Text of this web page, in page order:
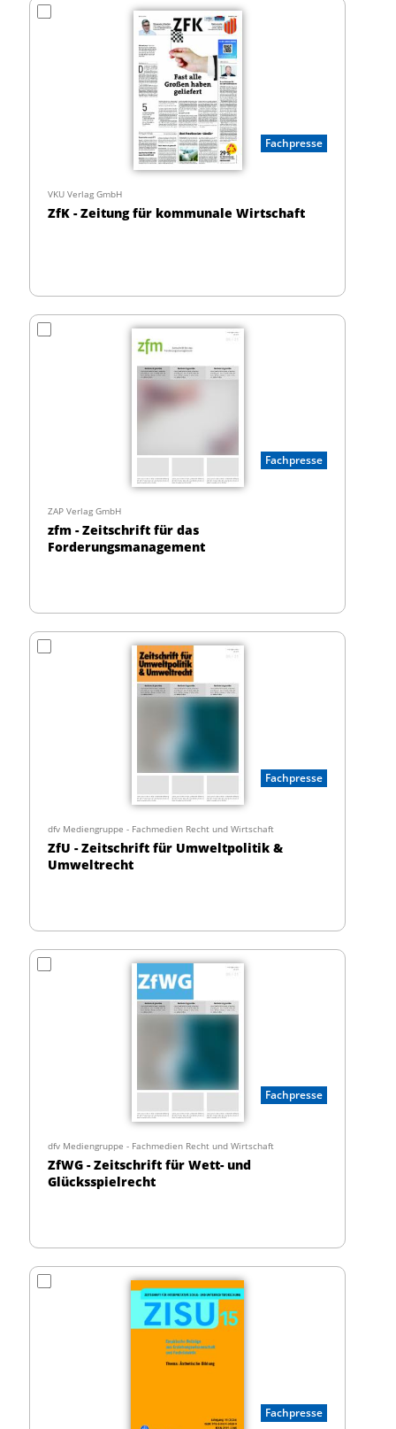
Fachpresse
VKU Verlag GmbH
ZfK - Zeitung für kommunale Wirtschaft
Fachpresse
ZAP Verlag GmbH
zfm - Zeitschrift für das
Forderungsmanagement
Fachpresse
dfv Mediengruppe - Fachmedien Recht und Wirtschaft
ZfU - Zeitschrift für Umweltpolitik &
Umweltrecht
Fachpresse
dfv Mediengruppe - Fachmedien Recht und Wirtschaft
ZfWG - Zeitschrift für Wett- und
Glücksspielrecht
Fachpresse